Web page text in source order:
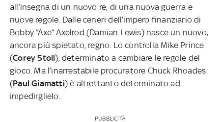
all’insegna di un nuovo re, di una nuova guerra e
nuove regole. Dalle ceneri dell’impero finanziario di
Bobby “Axe” Axelrod (Damian Lewis) nasce un nuovo,
ancora più spietato, regno. Lo controlla Mike Prince
(Corey Stoll), determinato a cambiare le regole del
gioco. Ma l’inarrestabile procuratore Chuck Rhoades
(Paul Giamatti) è altrettanto determinato ad
impedirglielo.
PUBBLICITÀ